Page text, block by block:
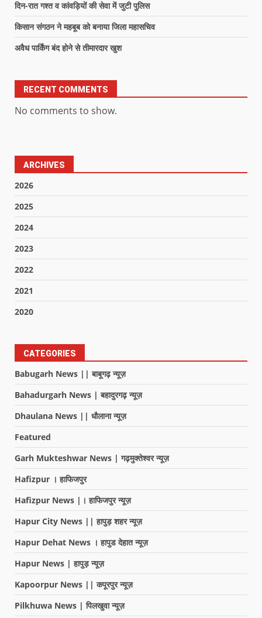
दिन-रात गश्त व कांवड़ियों की सेवा में जुटी पुलिस
किसान संगठन ने महबूब को बनाया जिला महासचिव
अवैध पार्किंग बंद होने से तीमारदार खुश
RECENT COMMENTS
No comments to show.
ARCHIVES
2026
2025
2024
2023
2022
2021
2020
CATEGORIES
Babugarh News || बाबूगढ़ न्यूज़
Bahadurgarh News | बहादुरगढ़ न्यूज़
Dhaulana News || धौलाना न्यूज़
Featured
Garh Mukteshwar News | गढ़मुक्तेश्वर न्यूज़
Hafizpur । हाफिजपुर
Hafizpur News |। हाफिजपुर न्यूज़
Hapur City News || हापुड़ शहर न्यूज़
Hapur Dehat News । हापुड देहात न्यूज़
Hapur News | हापुड़ न्यूज़
Kapoorpur News || कपूरपुर न्यूज़
Pilkhuwa News | पिलखुवा न्यूज़